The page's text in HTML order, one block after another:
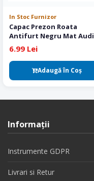
In Stoc Furnizor
Capac Prezon Roata
Antifurt Negru Mat Audi
Original 23 mm
6.99 Lei
Adaugă în Coş
Informaţii
Instrumente GDPR
Livrari si Retur